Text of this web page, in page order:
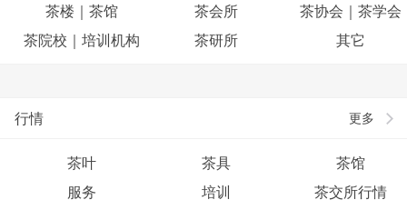
茶楼｜茶馆
茶会所
茶协会｜茶学会
茶院校｜培训机构
茶研所 其它
更多
行情
茶叶 茶具
茶馆
服务
培训 茶交所行情